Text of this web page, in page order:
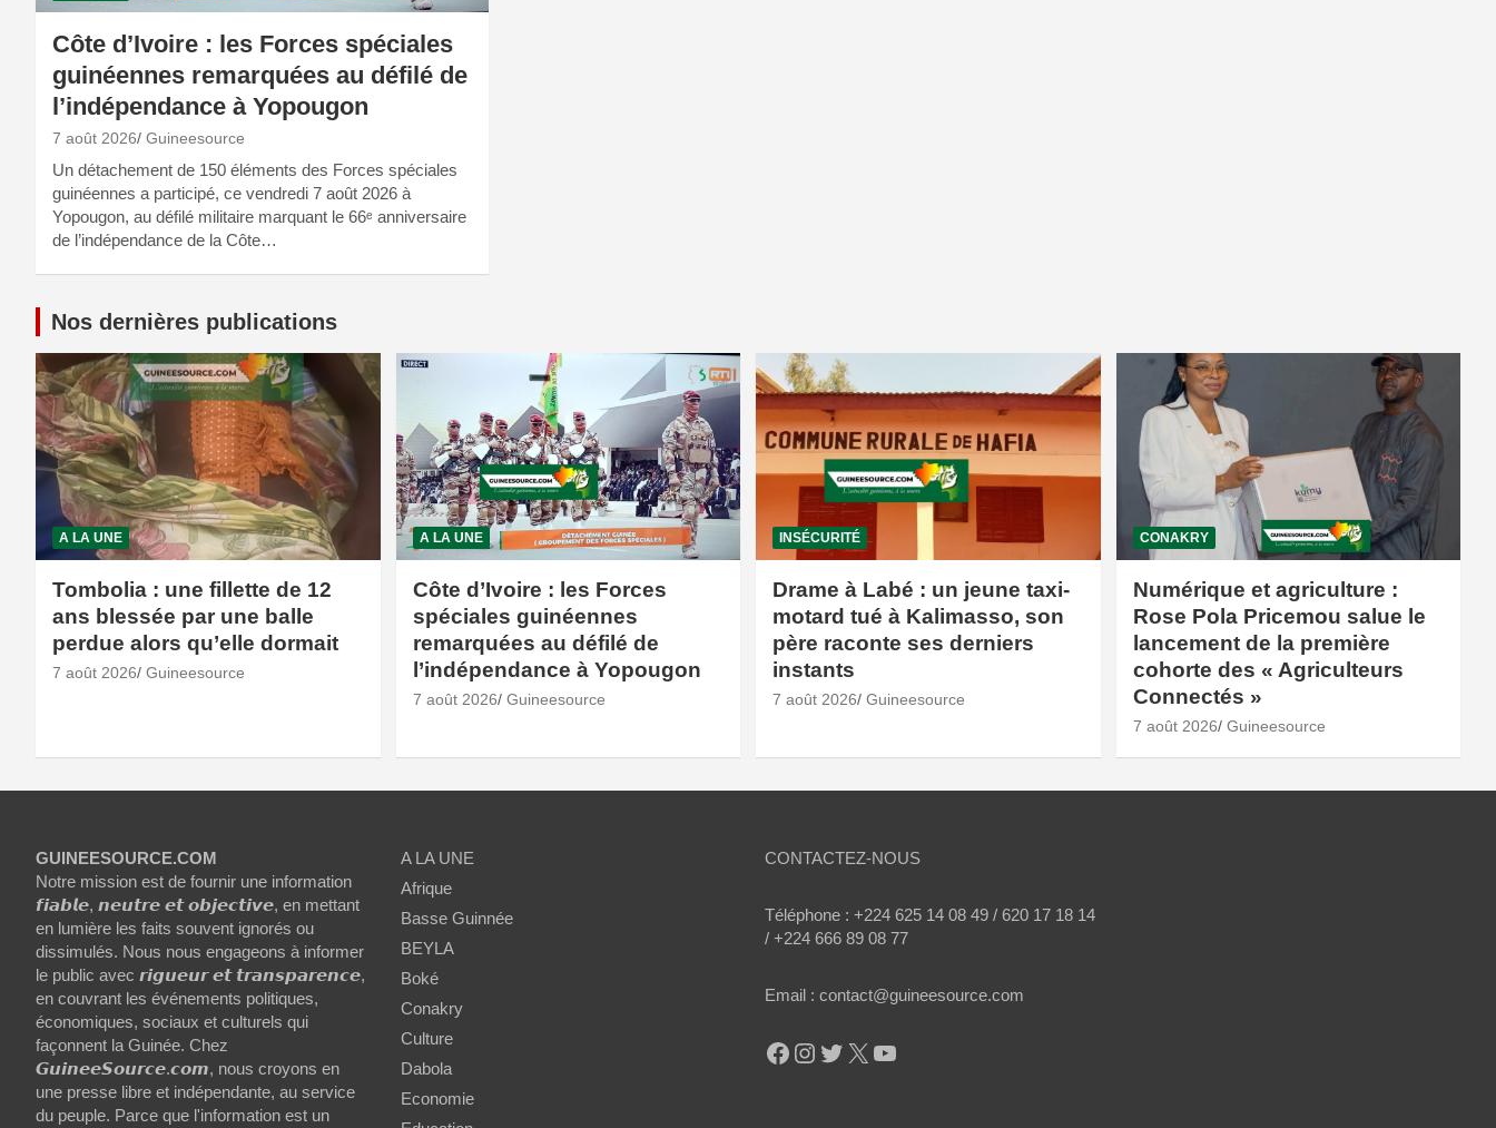
Côte d’Ivoire : les Forces spéciales
guinéennes remarquées au défilé de
l’indépendance à Yopougon
7 août 2026 Guineesource
Un détachement de 150 éléments des Forces spéciales
guinéennes a participé, ce vendredi 7 août 2026 à
Yopougon, au défilé militaire marquant le 66ᵉ anniversaire
de l’indépendance de la Côte…
Nos dernières publications
A LA UNE
Tombolia : une fillette de 12
ans blessée par une balle
perdue alors qu’elle dormait
7 août 2026 Guineesource
A LA UNE
Côte d’Ivoire : les Forces
spéciales guinéennes
remarquées au défilé de
l’indépendance à Yopougon
7 août 2026 Guineesource
INSÉCURITÉ
Drame à Labé : un jeune taxi-
motard tué à Kalimasso, son
père raconte ses derniers
instants
7 août 2026 Guineesource
CONAKRY
Numérique et agriculture :
Rose Pola Pricemou salue le
lancement de la première
cohorte des « Agriculteurs
Connectés »
7 août 2026 Guineesource
GUINEESOURCE.COM
Notre mission est de fournir une information
𝙛𝙞𝙖𝙗𝙡𝙚, 𝙣𝙚𝙪𝙩𝙧𝙚 𝙚𝙩 𝙤𝙗𝙟𝙚𝙘𝙩𝙞𝙫𝙚, en mettant
en lumière les faits souvent ignorés ou
dissimulés. Nous nous engageons à informer
le public avec 𝙧𝙞𝙜𝙪𝙚𝙪𝙧 𝙚𝙩 𝙩𝙧𝙖𝙣𝙨𝙥𝙖𝙧𝙚𝙣𝙘𝙚,
en couvrant les événements politiques,
économiques, sociaux et culturels qui
façonnent la Guinée. Chez
𝙂𝙪𝙞𝙣𝙚𝙚𝙎𝙤𝙪𝙧𝙘𝙚.𝙘𝙤𝙢, nous croyons en
une presse libre et indépendante, au service
du peuple. Parce que l'information est un
A LA UNE
Afrique
Basse Guinnée
BEYLA
Boké
Conakry
Culture
Dabola
Economie
CONTACTEZ-NOUS
Téléphone : +224 625 14 08 49 / 620 17 18 14
/ +224 666 89 08 77
Email : contact@guineesource.com
Facebook
Instagram
Twitter
X YouTube